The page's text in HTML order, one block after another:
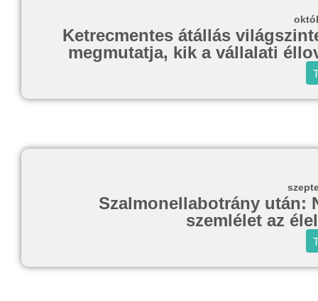
Ketrecmentes átállás
megmutatja, kik a vállalati
Szalmonellabotrány után:
szemlélet az